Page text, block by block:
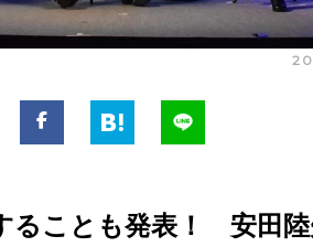
ることも発表！ 安田陸